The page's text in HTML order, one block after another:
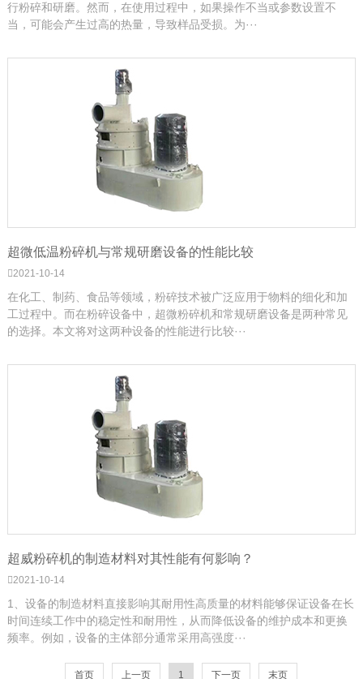
行粉碎和研磨。然而，在使用过程中，如果操作不当或参数设置不
当，可能会产生过高的热量，导致样品受损。为···
超微低温粉碎机与常规研磨设备的性能比较
2021-10-14
在化工、制药、食品等领域，粉碎技术被广泛应用于物料的细化和加
工过程中。而在粉碎设备中，超微粉碎机和常规研磨设备是两种常见
的选择。本文将对这两种设备的性能进行比较···
超威粉碎机的制造材料对其性能有何影响？
2021-10-14
1、设备的制造材料直接影响其耐用性高质量的材料能够保证设备在长
时间连续工作中的稳定性和耐用性，从而降低设备的维护成本和更换
频率。例如，设备的主体部分通常采用高强度···
首页 上一页 1 下一页 末页